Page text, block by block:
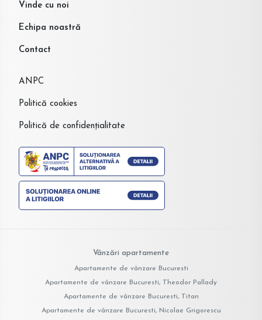
Vinde cu noi
Echipa noastră
Contact
ANPC
Politică cookies
Politică de confidențialitate
Vânzări apartamente
Apartamente de vânzare Bucuresti
Apartamente de vânzare Bucuresti, Theodor Pallady
Apartamente de vânzare Bucuresti, Titan
Apartamente de vânzare Bucuresti, Nicolae Grigorescu